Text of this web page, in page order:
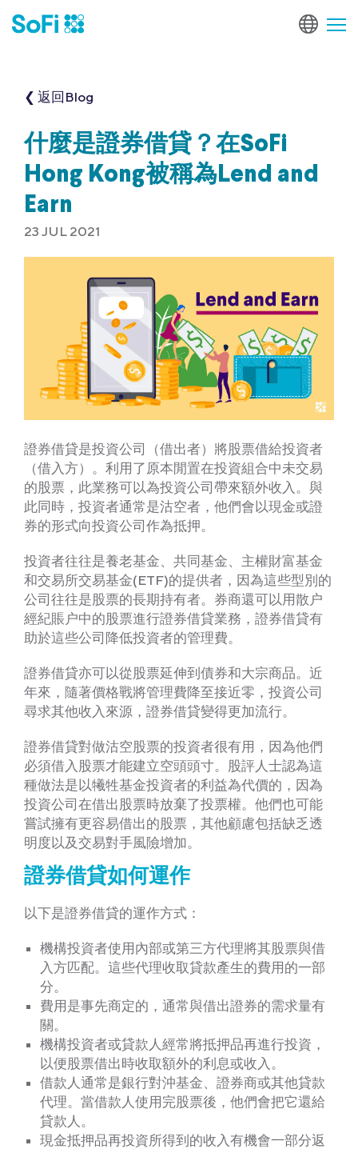
❮ 返回Blog
什麼是證券借貸？在SoFi
Hong Kong被稱為Lend and
Earn
23 JUL 2021
證券借貸是投資公司（借出者）將股票借給投資者
（借入方）。利用了原本閒置在投資組合中未交易
的股票，此業務可以為投資公司帶來額外收入。與
此同時，投資者通常是沽空者，他們會以現金或證
券的形式向投資公司作為抵押。
投資者往往是養老基金、共同基金、主權財富基金
和交易所交易基金(ETF)的提供者，因為這些型別的
公司往往是股票的長期持有者。券商還可以用散户
經紀賬户中的股票進行證券借貸業務，證券借貸有
助於這些公司降低投資者的管理費。
證券借貸亦可以從股票延伸到債券和大宗商品。近
年來，隨著價格戰將管理費降至接近零，投資公司
尋求其他收入來源，證券借貸變得更加流行。
證券借貸對做沽空股票的投資者很有用，因為他們
必須借入股票才能建立空頭頭寸。股評人士認為這
種做法是以犧牲基金投資者的利益為代價的，因為
投資公司在借出股票時放棄了投票權。他們也可能
嘗試擁有更容易借出的股票，其他顧慮包括缺乏透
明度以及交易對手風險增加。
證券借貸如何運作
以下是證券借貸的運作方式：
機構投資者使用內部或第三方代理將其股票與借
入方匹配。這些代理收取貸款產生的費用的一部
分。
費用是事先商定的，通常與借出證券的需求量有
關。
機構投資者或貸款人經常將抵押品再進行投資，
以便股票借出時收取額外的利息或收入。
借款人通常是銀行對沖基金、證券商或其他貸款
代理。當借款人使用完股票後，他們會把它還給
貸款人。
現金抵押品再投資所得到的收入有機會一部分返